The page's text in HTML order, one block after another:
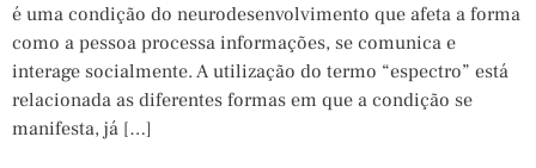
é uma condição do neurodesenvolvimento que afeta a forma
como a pessoa processa informações, se comunica e
interage socialmente. A utilização do termo “espectro” está
relacionada as diferentes formas em que a condição se
manifesta, já […]